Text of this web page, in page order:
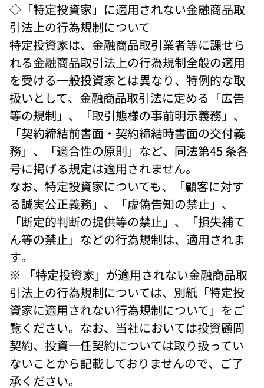
◇「特定投資家」に適用されない金融商品取
引法上の行為規制について
特定投資家は、金融商品取引業者等に課せら
れる金融商品取引法上の行為規制全般の適用
を受ける一般投資家とは異なり、特例的な取
扱いとして、金融商品取引法に定める「広告
等の規制」、「取引態様の事前明示義務」、
「契約締結前書面・契約締結時書面の交付義
務」、「適合性の原則」など、同法第45 条各
号に掲げる規定は適用されません。
なお、特定投資家についても、「顧客に対す
る誠実公正義務」、「虚偽告知の禁止」、
「断定的判断の提供等の禁止」、「損失補て
ん等の禁止」などの行為規制は、適用されま
す。
※ 「特定投資家」が適用されない金融商品取
引法上の行為規制については、別紙「特定投
資家に適用されない行為規制について」をご
覧ください。なお、当社においては投資顧問
契約、投資一任契約については取り扱ってい
ないことから記載しておりませんので、ご了
承ください。